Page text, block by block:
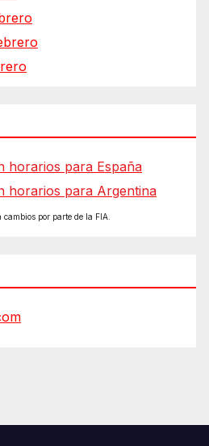
horarios para España
horarios para Argentina
por parte de la FIA.